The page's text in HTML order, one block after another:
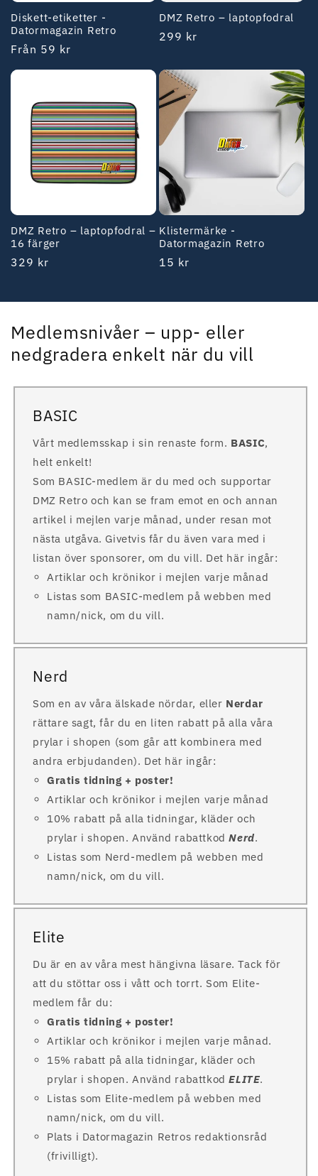
Diskett-etiketter -
Datormagazin Retro
Ordinarie
Från 59 kr
DMZ Retro – laptopfodral
Ordinarie
299 kr
DMZ Retro – laptopfodral –
16 färger
Ordinarie
329 kr
Klistermärke -
Datormagazin Retro
Ordinarie
15 kr
Medlemsnivåer – upp- eller
nedgradera enkelt när du vill
BASIC
Vårt medlemsskap i sin renaste form. BASIC,
helt enkelt!
Som BASIC-medlem är du med och supportar
DMZ Retro och kan se fram emot en och annan
artikel i mejlen varje månad, under resan mot
nästa utgåva. Givetvis får du även vara med i
listan över sponsorer, om du vill. Det här ingår:
Artiklar och krönikor i mejlen varje månad
Listas som BASIC-medlem på webben med
namn/nick, om du vill.
Nerd
Som en av våra älskade nördar, eller Nerdar
rättare sagt, får du en liten rabatt på alla våra
prylar i shopen (som går att kombinera med
andra erbjudanden). Det här ingår:
Gratis tidning + poster!
Artiklar och krönikor i mejlen varje månad
10% rabatt på alla tidningar, kläder och
prylar i shopen. Använd rabattkodNerd.
Listas som Nerd-medlem på webben med
namn/nick, om du vill.
Elite
Du är en av våra mest hängivna läsare. Tack för
att du stöttar oss i vått och torrt. Som Elite-
medlem får du:
Gratis tidning + poster!
Artiklar och krönikor i mejlen varje månad.
15% rabatt på alla tidningar, kläder och
prylar i shopen. Använd rabattkodELITE.
Listas som Elite-medlem på webben med
namn/nick, om du vill.
Plats i Datormagazin Retros redaktionsråd
(frivilligt).